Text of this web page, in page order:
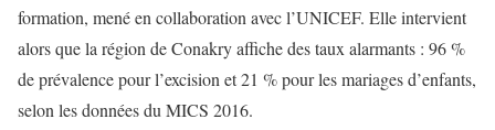
formation, mené en collaboration avec l’UNICEF. Elle intervient
alors que la région de Conakry affiche des taux alarmants : 96 %
de prévalence pour l’excision et 21 % pour les mariages d’enfants,
selon les données du MICS 2016.